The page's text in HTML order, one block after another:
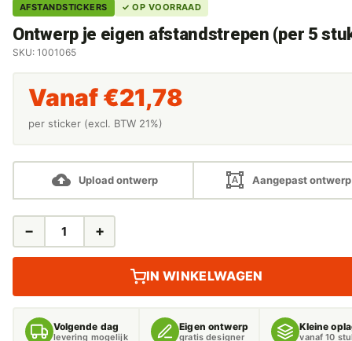
AFSTANDSTICKERS ✓ OP VOORRAAD
Ontwerp je eigen afstandstrepen (per 5
SKU: 1001065
Vanaf €21,78
per sticker (excl. BTW 21%)
Upload ontwerp Aangepast ontwerp
ONTWERP
STUKS)
− +
IN WINKELWAGEN
Volgende dag
levering mogelijk
Eigen ontwerp
gratis designer
Kleine
vanaf 10